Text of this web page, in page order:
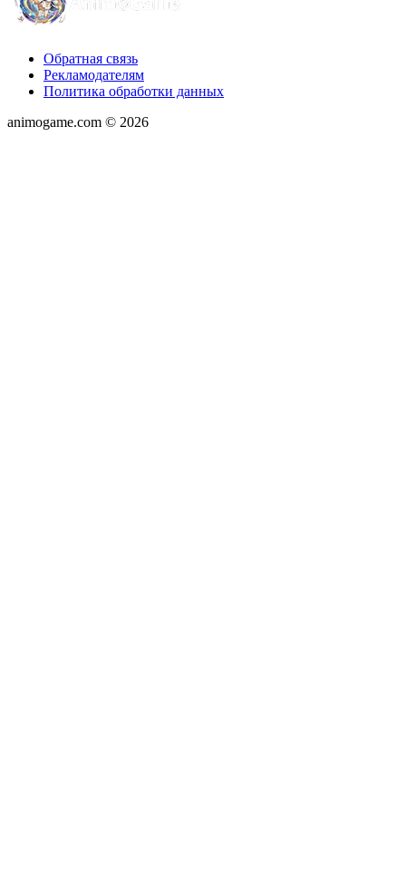
Обратная связь
Рекламодателям
Политика обработки данных
animogame.com © 2026